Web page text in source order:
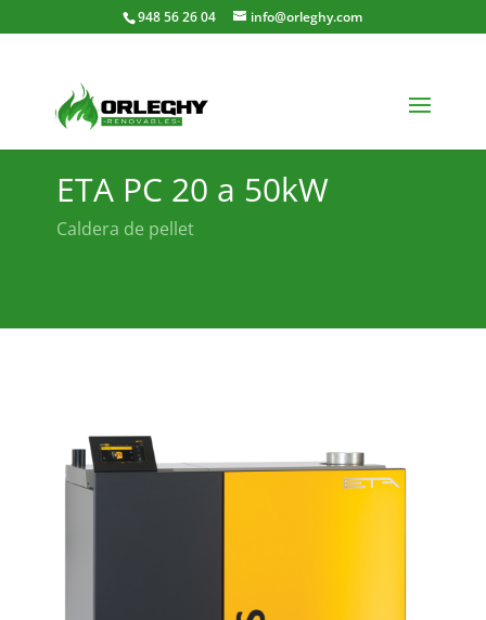
948 56 26 04 info@orleghy.com
ETA PC 20 a 50kW
Caldera de pellet